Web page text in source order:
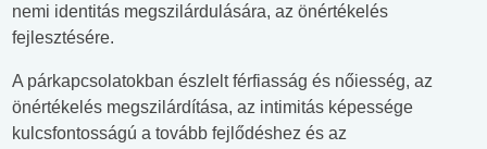
nemi identitás megszilárdulására, az önértékelés
fejlesztésére.
A párkapcsolatokban észlelt férfiasság és nőiesség, az
önértékelés megszilárdítása, az intimitás képessége
kulcsfontosságú a tovább fejlődéshez és az